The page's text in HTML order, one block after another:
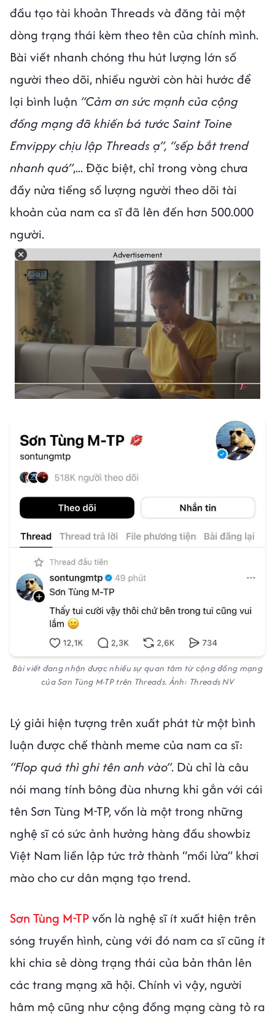
đầu tạo tài khoản Threads và đăng tải một
dòng trạng thái kèm theo tên của chính mình.
Bài viết nhanh chóng thu hút lượng lớn số
người theo dõi, nhiều người còn hài hước để
lại bình luận “Cảm ơn sức mạnh của cộng
đồng mạng đã khiến bá tước Saint Toine
Emvippy chịu lập Threads ạ”, “sếp bắt trend
nhanh quá”,... Đặc biệt, chỉ trong vòng chưa
đầy nửa tiếng số lượng người theo dõi tài
khoản của nam ca sĩ đã lên đến hơn 500.000
người.
Advertisement
Bài viết đang nhận được nhiều sự quan tâm từ cộng đồng mạng
của Sơn Tùng M-TP trên Threads. Ảnh: Threads NV
Lý giải hiện tượng trên xuất phát từ một bình
luận được chế thành meme của nam ca sĩ:
“Flop quá thì ghi tên anh vào”. Dù chỉ là câu
nói mang tính bông đùa nhưng khi gắn với cái
tên Sơn Tùng M-TP, vốn là một trong những
nghệ sĩ có sức ảnh hưởng hàng đầu showbiz
Việt Nam liền lập tức trở thành “mồi lửa” khơi
mào cho cư dân mạng tạo trend.
Sơn Tùng M-TPvốn là nghệ sĩ ít xuất hiện trên
sóng truyền hình, cùng với đó nam ca sĩ cũng ít
khi chia sẻ dòng trạng thái của bản thân lên
các trang mạng xã hội. Chính vì vậy, người
hâm mộ cũng như cộng đồng mạng càng tỏ ra